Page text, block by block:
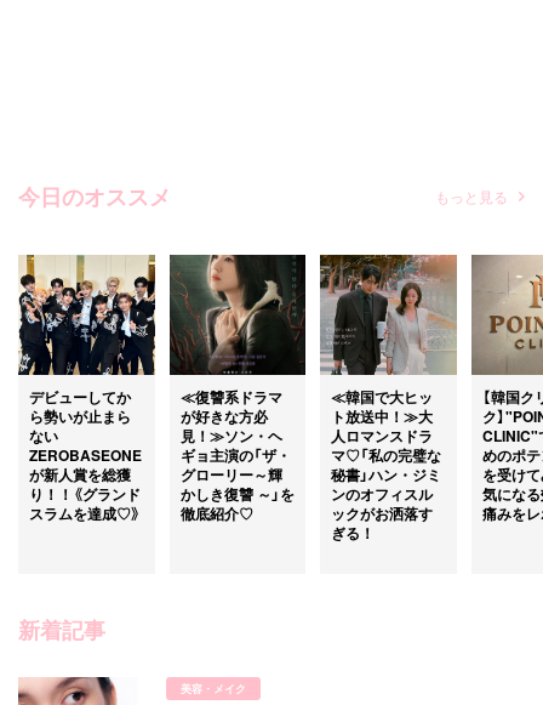
新着記事
美容・メイク
今日のオススメ もっと見る
デビューしてか
ら勢いが止まら
ない
ZEROBASEONE
が新人賞を総獲
り！！《グランド
スラムを達成♡》
≪復讐系ドラマ
が好きな方必
見！≫ソン・ヘ
ギョ主演の「ザ・
グローリー～輝
かしき復讐 ～」を
徹底紹介♡
≪韓国で大ヒッ
ト放送中！≫大
人ロマンスドラ
マ♡「私の完璧な
秘書」ハン・ジミ
ンのオフィスル
ックがお洒落す
ぎる！
【韓国ク
ク】
CLINIC"
めのポ
を受け
気にな
痛みを